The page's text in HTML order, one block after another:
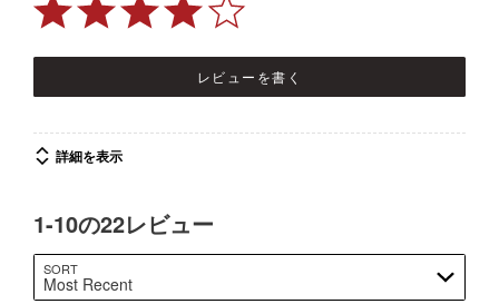
レビューを書く
詳細を表示
1-10の22レビュー
SORT
Most Recent